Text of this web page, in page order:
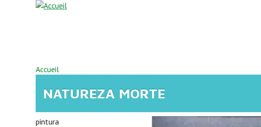
Aller au contenu principal
VOUS ÊTES ICI
Accueil
NATUREZA MORTE
pintura